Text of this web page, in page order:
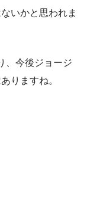
いかと思われま
、今後ジョージ
りますね。